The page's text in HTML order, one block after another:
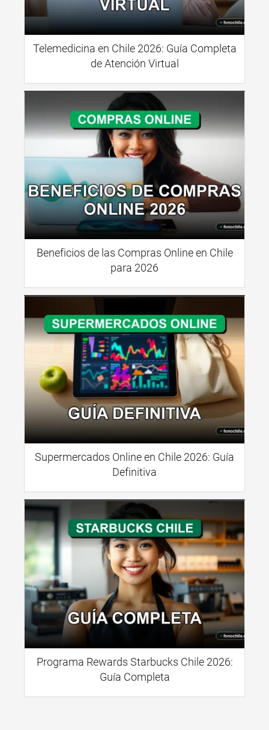
Telemedicina en Chile 2026: Guía Completa
de Atención Virtual
Beneficios de las Compras Online en Chile
para 2026
Supermercados Online en Chile 2026: Guía
Definitiva
Programa Rewards Starbucks Chile 2026:
Guía Completa